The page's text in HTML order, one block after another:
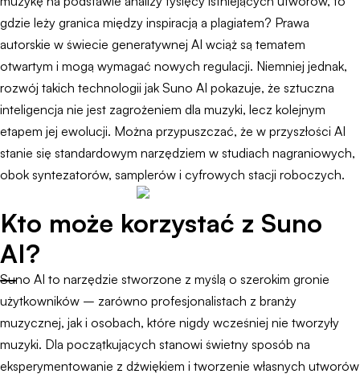
gdzie leży granica między inspiracją a plagiatem? Prawa
autorskie w świecie generatywnej AI wciąż są tematem
otwartym i mogą wymagać nowych regulacji. Niemniej jednak,
rozwój takich technologii jak Suno AI pokazuje, że sztuczna
inteligencja nie jest zagrożeniem dla muzyki, lecz kolejnym
etapem jej ewolucji. Można przypuszczać, że w przyszłości AI
stanie się standardowym narzędziem w studiach nagraniowych,
obok syntezatorów, samplerów i cyfrowych stacji roboczych.
Kto może korzystać z Suno
AI?
Suno AI to narzędzie stworzone z myślą o szerokim gronie
użytkowników – zarówno profesjonalistach z branży
muzycznej, jak i osobach, które nigdy wcześniej nie tworzyły
muzyki. Dla początkujących stanowi świetny sposób na
eksperymentowanie z dźwiękiem i tworzenie własnych utworów